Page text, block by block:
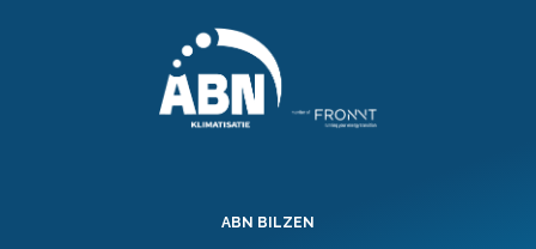
ABN BILZEN